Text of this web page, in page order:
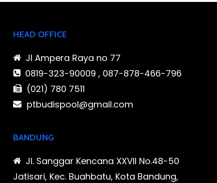
HEAD OFFICE
Jl Ampera Raya no 77
0819-323-90009 , 087-878-466-796
(021) 780 7511
ptbudispool@gmail.com
BANDUNG
Jl. Sanggar Kencana XXVII No.48-50
Jatisari, Kec. Buahbatu, Kota Bandung,